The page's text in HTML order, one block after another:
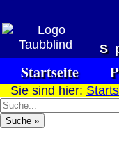
Startseite
Sie sind hier: